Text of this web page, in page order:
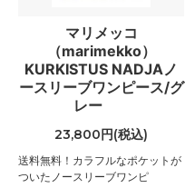
マリメッコ
（marimekko）
KURKISTUS NADJAノ
ースリーブワンピース/グ
レー
23,800円(税込)
送料無料！カラフルなポケットが
ついたノースリーブワンピ